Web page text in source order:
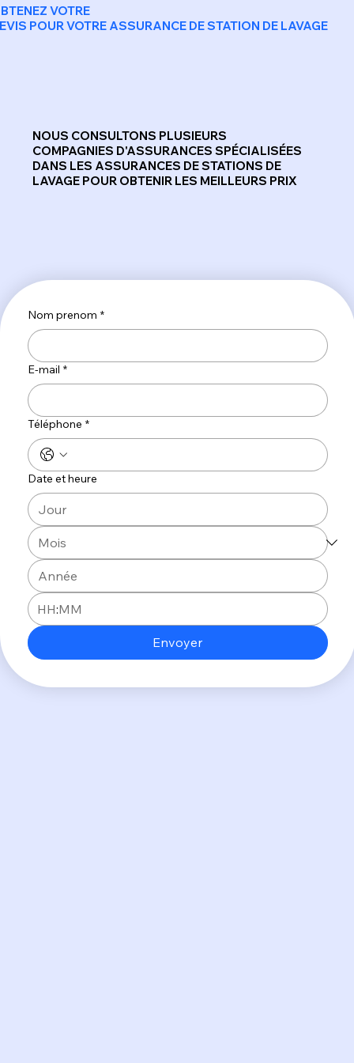
VOTRE
POUR VOTRE ASSURANCE DE STATION DE LAVAGE
NOUS CONSULTONS PLUSIEURS
COMPAGNIES D'ASSURANCES SPÉCIALISÉES
DANS LES ASSURANCES DE STATIONS DE
LAVAGE POUR OBTENIR LES MEILLEURS PRIX
Nom prenom *
E‑mail *
Téléphone *
Date et heure
:
Envoyer